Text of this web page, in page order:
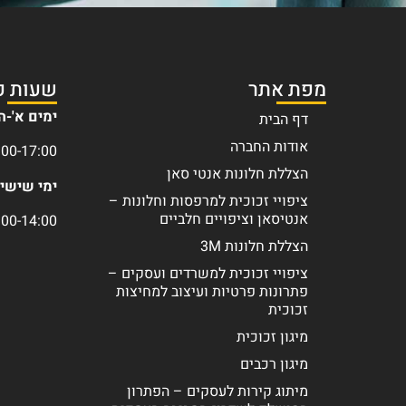
מפת אתר
דף הבית
אודות החברה
הצללת חלונות אנטי סאן
ציפויי זכוכית למרפסות וחלונות –
אנטיסאן וציפויים חלביים
הצללת חלונות 3M
ציפויי זכוכית למשרדים ועסקים –
פתרונות פרטיות ועיצוב למחיצות
זכוכית
מיגון זכוכית
מיגון רכבים
מיתוג קירות לעסקים – הפתרון
שעות
ימים א'-
17:00
ימי
14:00